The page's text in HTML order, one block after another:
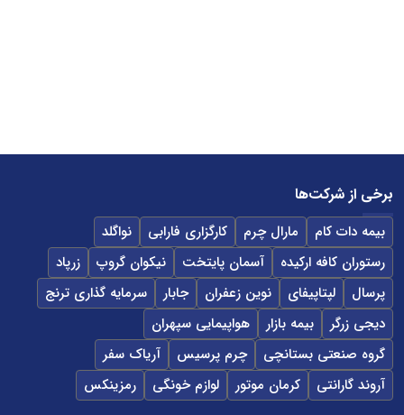
برخی از شرکت‌ها
بیمه دات کام مارال چرم کارگزاری فارابی
نواگلد
رستوران کافه ارکیده
آسمان پایتخت نیکوان گروپ
زرپاد
پرسال
لپتاپیفای نوین زعفران جابار
سرمایه گذاری ترنج
دیجی زرگر
بیمه بازار
هواپیمایی سپهران
گروه صنعتی بستانچی
چرم پرسیس
آریاک سفر
آروند گارانتی
کرمان موتور لوازم خونگی رمزینکس